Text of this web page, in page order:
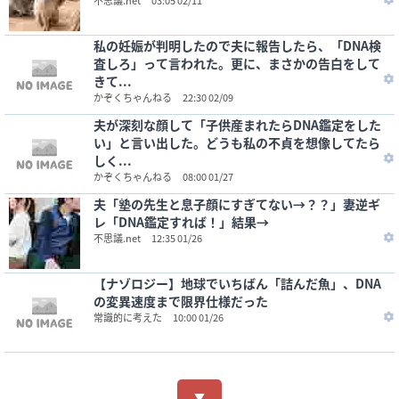
私の妊娠が判明したので夫に報告したら、「DNA検
査しろ」って言われた。更に、まさかの告白をして
きて...
かぞくちゃんねる 22:30 02/09
夫が深刻な顔して「子供産まれたらDNA鑑定をした
い」と言い出した。どうも私の不貞を想像してたら
しく...
かぞくちゃんねる 08:00 01/27
夫「塾の先生と息子顔にすぎてない→？？」妻逆ギ
レ「DNA鑑定すれば！」結果→
不思議.net 12:35 01/26
【ナゾロジー】地球でいちばん「詰んだ魚」、DNA
の変異速度まで限界仕様だった
常識的に考えた 10:00 01/26